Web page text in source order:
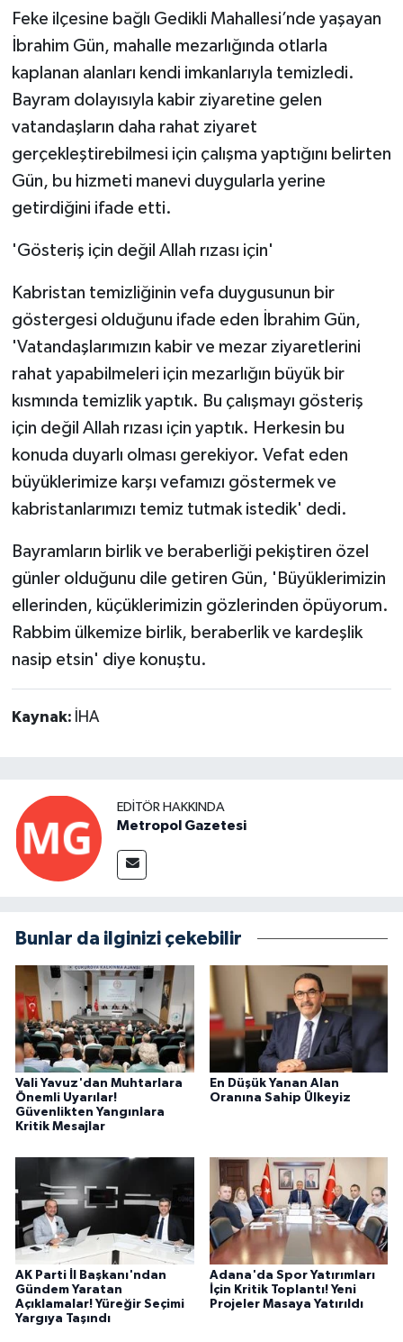
Feke ilçesine bağlı Gedikli Mahallesi’nde yaşayan
İbrahim Gün, mahalle mezarlığında otlarla
kaplanan alanları kendi imkanlarıyla temizledi.
Bayram dolayısıyla kabir ziyaretine gelen
vatandaşların daha rahat ziyaret
gerçekleştirebilmesi için çalışma yaptığını belirten
Gün, bu hizmeti manevi duygularla yerine
getirdiğini ifade etti.
'Gösteriş için değil Allah rızası için'
Kabristan temizliğinin vefa duygusunun bir
göstergesi olduğunu ifade eden İbrahim Gün,
'Vatandaşlarımızın kabir ve mezar ziyaretlerini
rahat yapabilmeleri için mezarlığın büyük bir
kısmında temizlik yaptık. Bu çalışmayı gösteriş
için değil Allah rızası için yaptık. Herkesin bu
konuda duyarlı olması gerekiyor. Vefat eden
büyüklerimize karşı vefamızı göstermek ve
kabristanlarımızı temiz tutmak istedik' dedi.
Bayramların birlik ve beraberliği pekiştiren özel
günler olduğunu dile getiren Gün, 'Büyüklerimizin
ellerinden, küçüklerimizin gözlerinden öpüyorum.
Rabbim ülkemize birlik, beraberlik ve kardeşlik
nasip etsin' diye konuştu.
Kaynak: İHA
EDITÖR HAKKINDA
Metropol Gazetesi
Bunlar da ilginizi çekebilir
Vali Yavuz'dan Muhtarlara
Önemli Uyarılar!
Güvenlikten Yangınlara
Kritik Mesajlar
En Düşük Yanan Alan
Oranına Sahip Ülkeyiz
AK Parti İl Başkanı'ndan
Gündem Yaratan
Açıklamalar! Yüreğir Seçimi
Yargıya Taşındı
Adana'da Spor Yatırımları
İçin Kritik Toplantı! Yeni
Projeler Masaya Yatırıldı